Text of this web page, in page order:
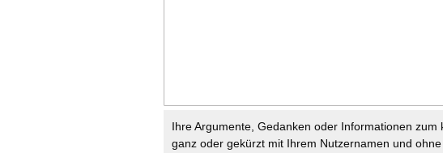
Ihre Argumente, Gedanken oder Informationen
ganz oder gekürzt mit Ihrem Nutzernamen und